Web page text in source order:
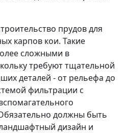
прудов для
карпов кои. Такие
сложными в
требуют тщательной
деталей - от рельефа до
фильтрации с
должны быть
дизайн и